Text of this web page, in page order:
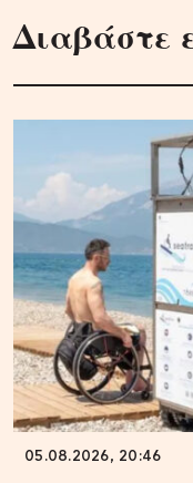
Διαβάστε
05.08.2026, 20:46